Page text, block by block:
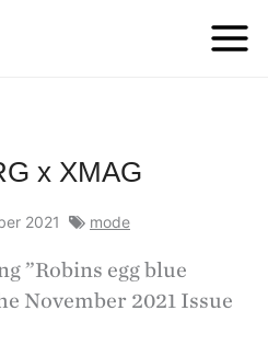
x XMAG
2021 mode
”Robins egg blue
November 2021 Issue